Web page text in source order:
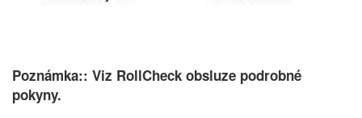
Poznámka:: Viz RollCheck obsluze podrobné
pokyny.